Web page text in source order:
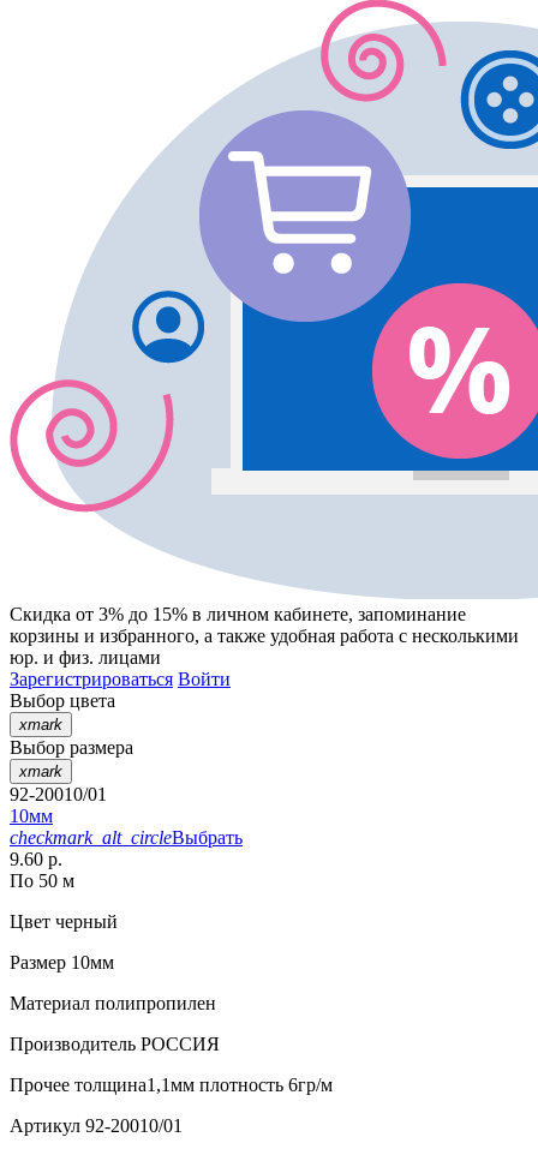
Скидка от 3% до 15% в личном кабинете, запоминание
корзины и избранного, а также удобная работа с несколькими
юр. и физ. лицами
Зарегистрироваться Войти
Выбор цвета
xmark
Выбор размера
xmark
92-20010/01
10мм
checkmark_alt_circleВыбрать
9.60 р.
По 50 м
Цвет черный
Размер 10мм
Материал полипропилен
Производитель РОССИЯ
Прочее толщина1,1мм плотность 6гр/м
Артикул 92-20010/01